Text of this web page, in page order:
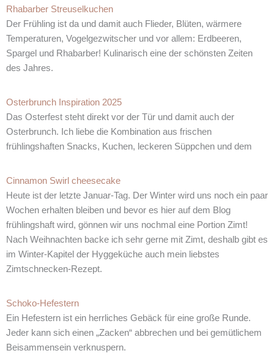
Rhabarber Streuselkuchen
Der Frühling ist da und damit auch Flieder, Blüten, wärmere
Temperaturen, Vogelgezwitscher und vor allem: Erdbeeren,
Spargel und Rhabarber! Kulinarisch eine der schönsten Zeiten
des Jahres.
Osterbrunch Inspiration 2025
Das Osterfest steht direkt vor der Tür und damit auch der
Osterbrunch. Ich liebe die Kombination aus frischen
frühlingshaften Snacks, Kuchen, leckeren Süppchen und dem
Cinnamon Swirl cheesecake
Heute ist der letzte Januar-Tag. Der Winter wird uns noch ein paar
Wochen erhalten bleiben und bevor es hier auf dem Blog
frühlingshaft wird, gönnen wir uns nochmal eine Portion Zimt!
Nach Weihnachten backe ich sehr gerne mit Zimt, deshalb gibt es
im Winter-Kapitel der Hyggeküche auch mein liebstes
Zimtschnecken-Rezept.
Schoko-Hefestern
Ein Hefestern ist ein herrliches Gebäck für eine große Runde.
Jeder kann sich einen „Zacken“ abbrechen und bei gemütlichem
Beisammensein verknuspern.